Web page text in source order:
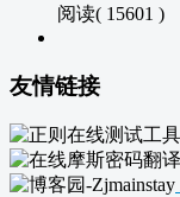
阅读( 15601 )
友情链接